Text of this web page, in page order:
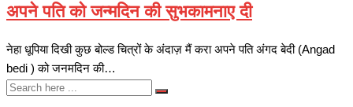
अपने पति को जन्मदिन की सुभकामनाए दी
नेहा धूपिया दिखी कुछ बोल्ड चित्रों के अंदाज़ मैं करा अपने पति अंगद बेदी (Angad
bedi ) को जनमदिन की…